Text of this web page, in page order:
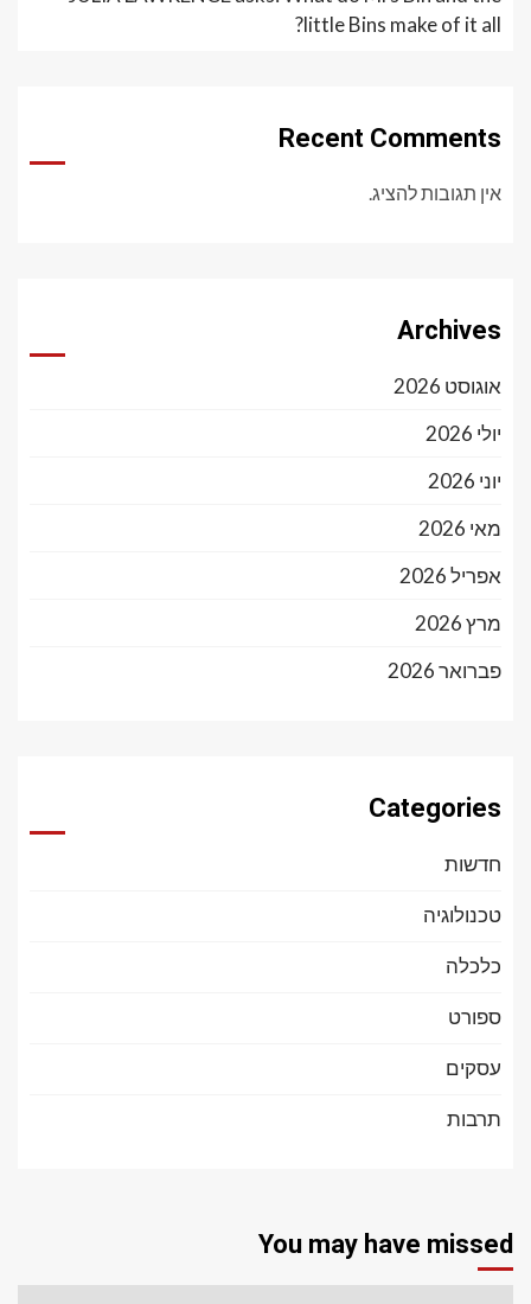
little Bins make of it all?
Recent Comments
אין תגובות להציג.
Archives
אוגוסט 2026
יולי 2026
יוני 2026
מאי 2026
אפריל 2026
מרץ 2026
פברואר 2026
Categories
חדשות
טכנולוגיה
כלכלה
ספורט
עסקים
תרבות
You may have missed